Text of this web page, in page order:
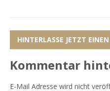
HINTERLASSE JETZT
Kommentar
E-Mail Adresse wird nicht